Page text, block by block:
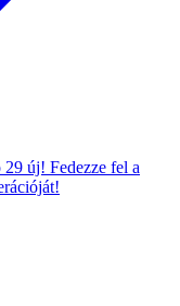
29 új! Fedezze fel a